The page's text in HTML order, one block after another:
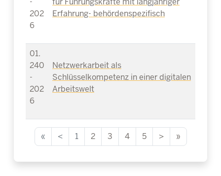
202
6
Erfahrung- behördenspezifisch
01.
240
-
202
6
Netzwerkarbeit als
Schlüsselkompetenz in einer digitalen
Arbeitswelt
« < 1 2 3 4 5 > »